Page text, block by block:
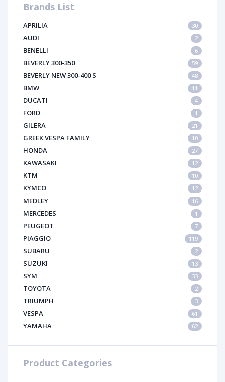
Brands List
APRILIA 30
AUDI 2
BENELLI 6
BEVERLY 300-350 59
BEVERLY NEW 300-400 S 48
BMW 11
DUCATI 4
FORD 1
GILERA 21
GREEK VESPA FAMILY 10
HONDA 27
KAWASAKI 12
KTM 10
KYMCO 12
MEDLEY 16
MERCEDES 1
PEUGEOT 7
PIAGGIO 119
SUBARU 2
SUZUKI 13
SYM 33
TOYOTA 2
TRIUMPH 3
VESPA 61
YAMAHA 62
Product Categories